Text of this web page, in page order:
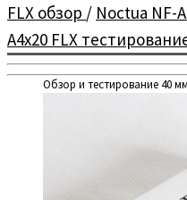
Обзор и тестирование 40
FLX обзор / Noctua NF-
A4x20 FLX